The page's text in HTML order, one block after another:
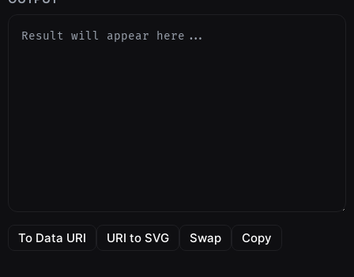
To Data URI URI to SVG Swap Copy